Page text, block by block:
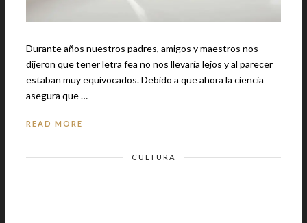
Durante años nuestros padres, amigos y maestros nos
dijeron que tener letra fea no nos llevaría lejos y al parecer
estaban muy equivocados. Debido a que ahora la ciencia
asegura que …
READ MORE
CULTURA